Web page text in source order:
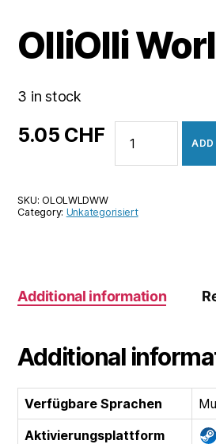
OlliOlli
3 in stock
5.05 CHF
World
quantity
ADD
SKU:OLOLWLDWW
Category: Unkategorisiert
Additional information
Additional
Verfügbare Sprachen
Aktivierungsplattform